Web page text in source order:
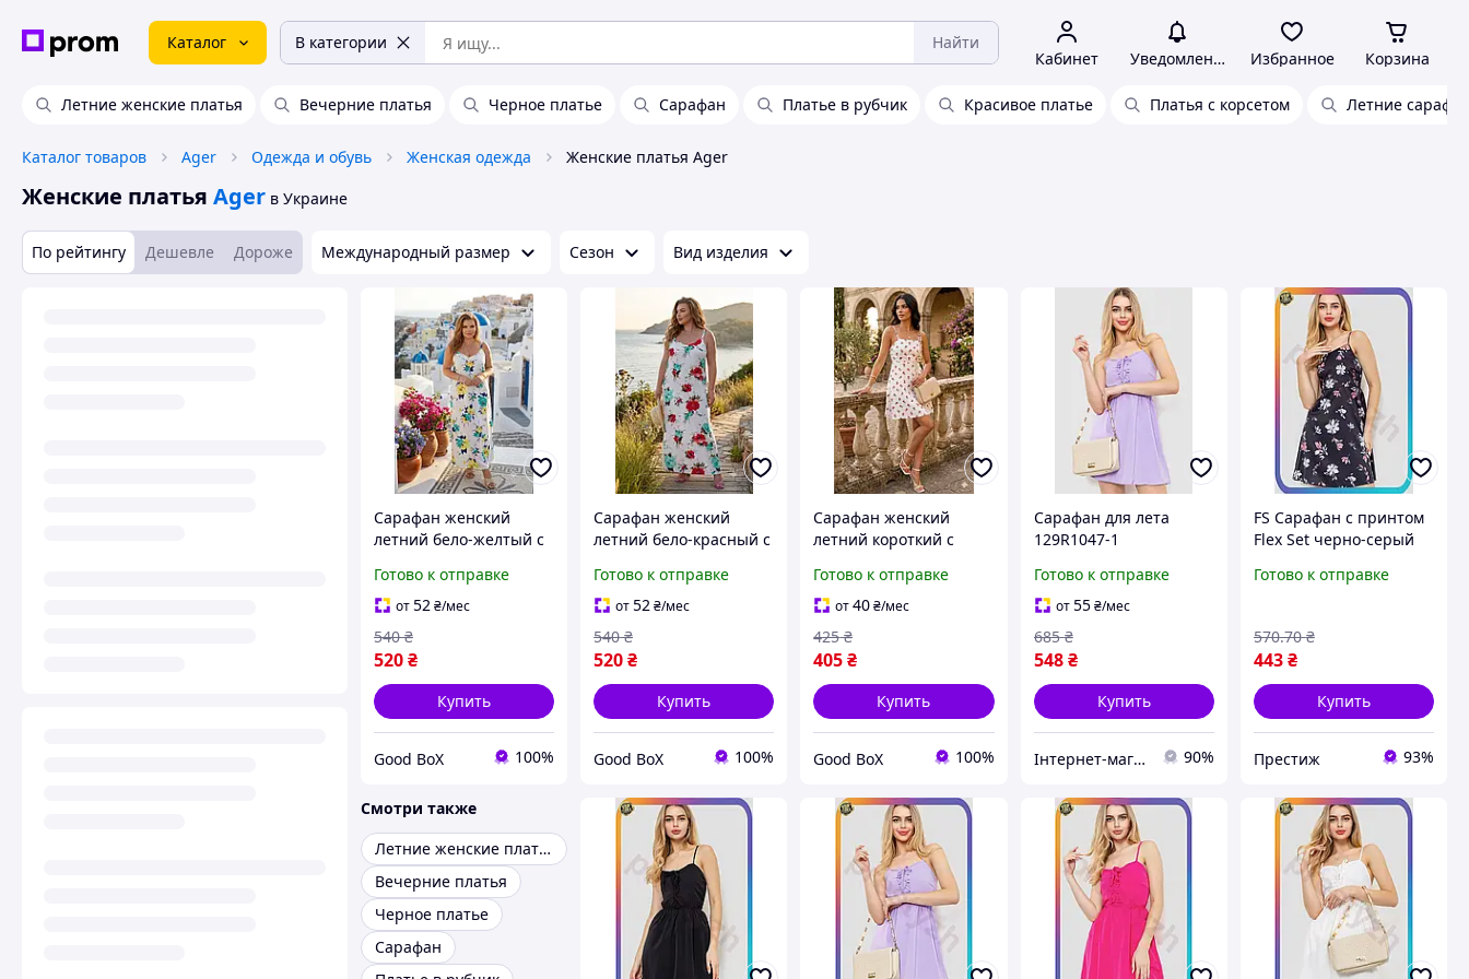
Каталог В категории Найти
Кабинет Уведомления Избранное Корзина
Летние женские платья Вечерние платья Черное платье Сарафан Платье в рубчик Красивое платье Платья с корсетом Летние
Каталог товаров Ager Одежда и обувь Женская одежда Женские платья Ager
Женские платья Ager в Украине
По рейтингу Дешевле Дороже Международный размер Сезон Вид изделия
Сарафан женский
летний бело-желтый с
длинный, из вискозы
Готово к отправке
от52₴/мес
520₴
540 ₴
Купить
Good BoX 100%
Сарафан женский
летний бело-красный с
длинный, из вискозы
Готово к отправке
от52₴/мес
520₴
540 ₴
Купить
Good BoX 100%
Сарафан женский
летний короткий с
на резинке из софта
Готово к отправке
от40₴/мес
405₴
425 ₴
Купить
Good BoX 100%
Сарафан для лета
129R1047-1
сиреневый для
женщин из легкого
материала размер S M
Готово к отправке
от55 ₴/мес
548 ₴
685 ₴
Купить
Інтернет-магазин Look 100 Clothes 90%
FS Сарафан с принтом
Flex Set черно-серый
рукавов для женщин
SET18-F
Готово к отправке
443₴
570.70 ₴
Купить
Престиж 93%
Смотри также
Летние женские платья
Вечерние платья
Черное платье
Сарафан